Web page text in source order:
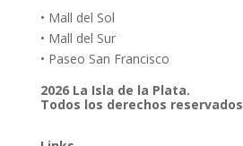
• Mall del Sol
• Mall del Sur
• Paseo San Francisco
2026 La Isla de la Plata.
Todos los derechos reservados